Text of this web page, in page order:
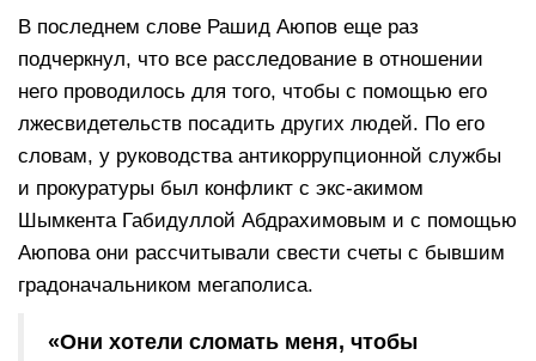
В последнем слове Рашид Аюпов еще раз
подчеркнул, что все расследование в отношении
него проводилось для того, чтобы с помощью его
лжесвидетельств посадить других людей. По его
словам, у руководства антикоррупционной службы
и прокуратуры был конфликт с экс-акимом
Шымкента Габидуллой Абдрахимовым и с помощью
Аюпова они рассчитывали свести счеты с бывшим
градоначальником мегаполиса.
«Они хотели сломать меня, чтобы